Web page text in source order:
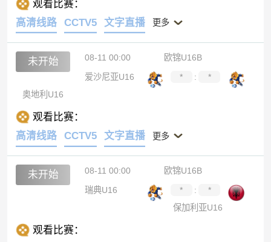
观看比赛：
高清线路
CCTV5 文字直播 更多
未开始 08-11 00:00
欧锦U16B
爱沙尼亚U16
* :
*
奥地利U16
观看比赛：
高清线路
CCTV5 文字直播 更多
未开始 08-11 00:00
欧锦U16B
瑞典U16
* :
*
保加利亚U16
观看比赛：